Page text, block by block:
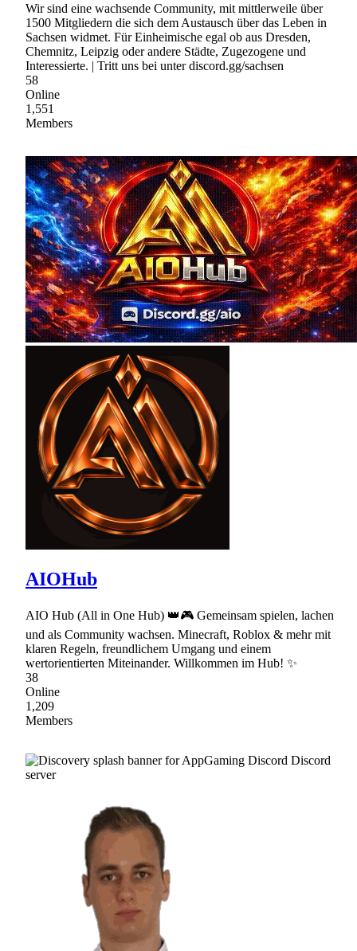
Wir sind eine wachsende Community, mit mittlerweile über
1500 Mitgliedern die sich dem Austausch über das Leben in
Sachsen widmet. Für Einheimische egal ob aus Dresden,
Chemnitz, Leipzig oder andere Städte, Zugezogene und
Interessierte. | Tritt uns bei unter discord.gg/sachsen
58
Online
1,551
Members
AIOHub
AIO Hub (All in One Hub) 👑🎮 Gemeinsam spielen, lachen
und als Community wachsen. Minecraft, Roblox & mehr mit
klaren Regeln, freundlichem Umgang und einem
wertorientierten Miteinander. Willkommen im Hub! ✨
38
Online
1,209
Members